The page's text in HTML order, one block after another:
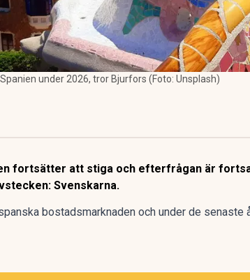
under 2026, tror Bjurfors (Foto: Unsplash)
fortsätter att stiga och efterfrågan är
Svenskarna.
bostadsmarknaden och under de senaste